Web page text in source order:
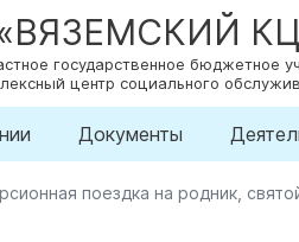
государственное бюджетное
центр социального
Документы
поездка на родник,